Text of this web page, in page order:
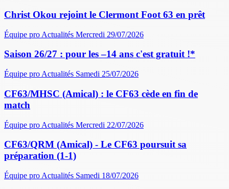
Christ Okou rejoint le Clermont Foot 63 en prêt
Équipe pro Actualités Mercredi 29/07/2026
Saison 26/27 : pour les –14 ans c'est gratuit !*
Équipe pro Actualités Samedi 25/07/2026
CF63/MHSC (Amical) : le CF63 cède en fin de
match
Équipe pro Actualités Mercredi 22/07/2026
CF63/QRM (Amical) - Le CF63 poursuit sa
préparation (1-1)
Équipe pro Actualités Samedi 18/07/2026